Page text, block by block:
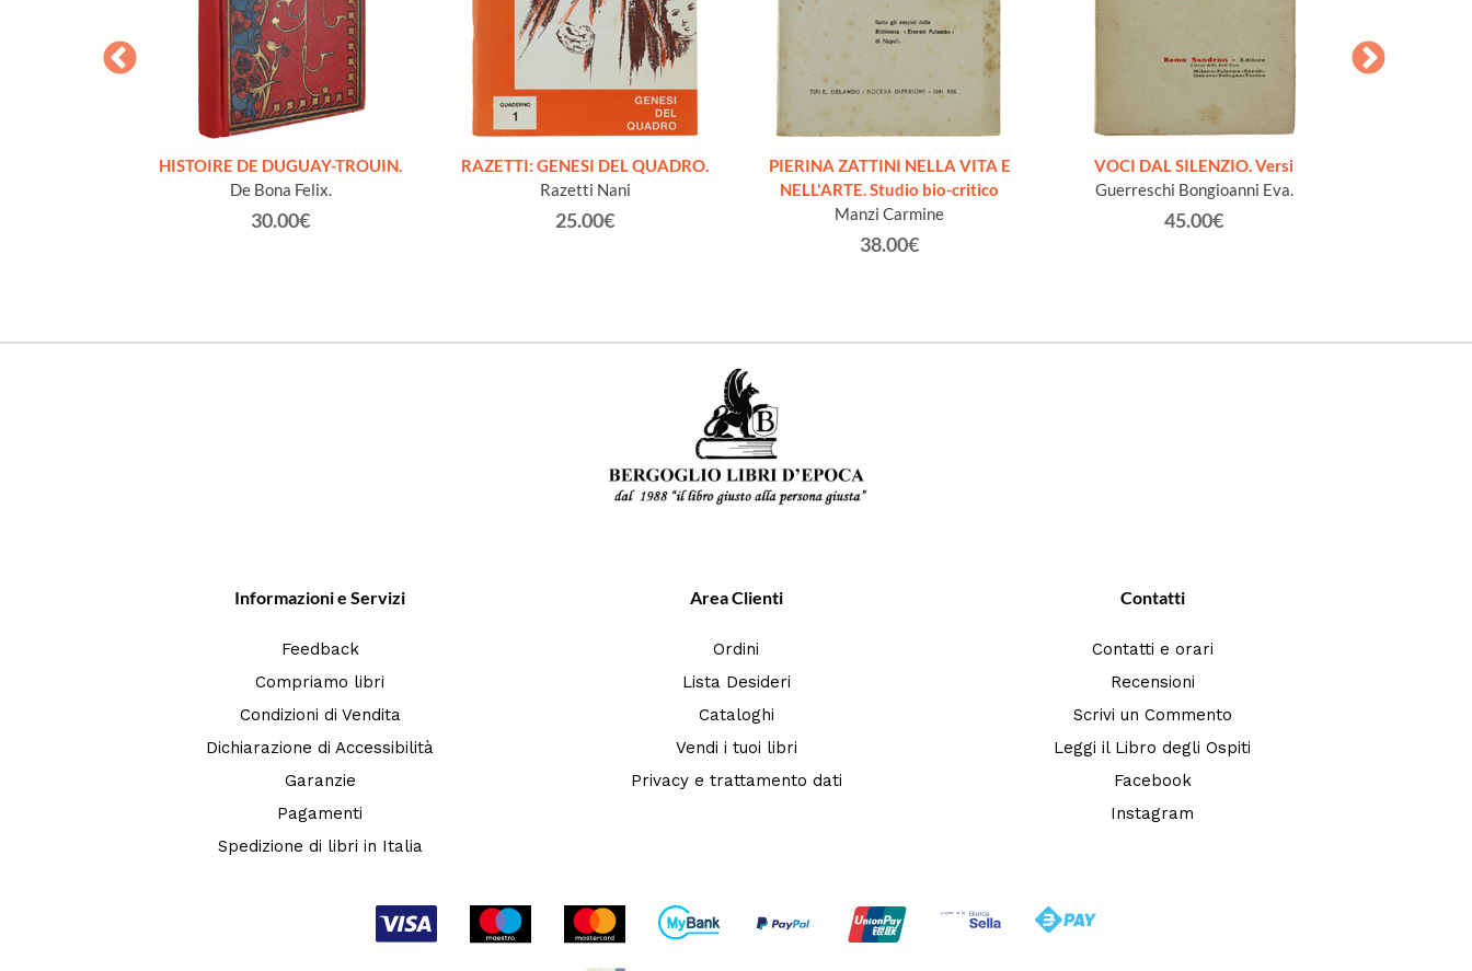
HISTOIRE DE DUGUAY-TROUIN.
De Bona Felix.
30.00€
RAZETTI: GENESI DEL QUADRO.
Razetti Nani
25.00€
PIERINA ZATTINI NELLA VITA E
NELL'ARTE. Studio bio-critico
Manzi Carmine
38.00€
VOCI DAL SILENZIO. Versi
Guerreschi Bongioanni Eva.
45.00€
Informazioni e Servizi
Feedback
Compriamo libri
Condizioni di Vendita
Dichiarazione di Accessibilità
Garanzie
Pagamenti
Spedizione di libri in Italia
Area Clienti
Ordini
Lista Desideri
Cataloghi
Vendi i tuoi libri
Privacy e trattamento dati
Contatti
Contatti e orari
Recensioni
Scrivi un Commento
Leggi il Libro degli Ospiti
Facebook
Instagram